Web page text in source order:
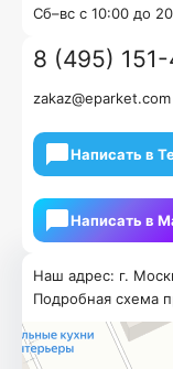
Наш адрес: г.
Подробная схема
Cб–вс с 10:00 до
8 (495)
zakaz@eparket.com
Написать в
Написать в